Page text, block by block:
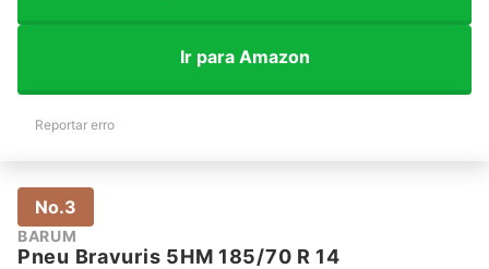
Ir para Amazon
Reportar erro
No.3
BARUM
Pneu Bravuris 5HM 185/70 R 14